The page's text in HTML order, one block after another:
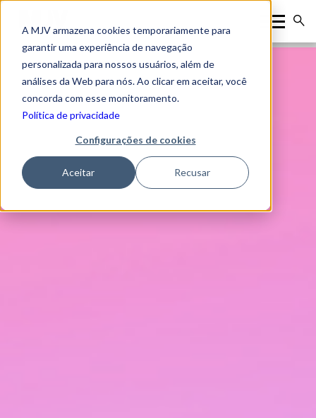
A MJV armazena cookies temporariamente para
garantir uma experiência de navegação
personalizada para nossos usuários, além de
análises da Web para nós. Ao clicar em aceitar, você
concorda com esse monitoramento.
Política de privacidade
Configurações de cookies
Aceitar Recusar